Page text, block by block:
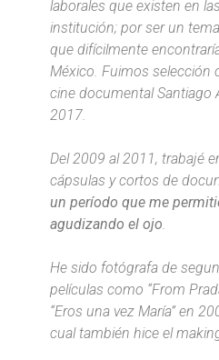
laborales que existen en
institución; por ser un
que difícilmente
México. Fuimos selección
cine documental Santiago
2017.
Del 2009 al 2011, trabajé
cápsulas y cortos de
un período que me
agudizando el ojo.
He sido fotógrafa de
películas como “From
“Eros una vez María” en
cual también hice el